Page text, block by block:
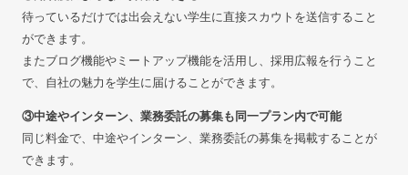
待っているだけでは出会えない学生に直接スカウトを送信すること
ができます。
またブログ機能やミートアップ機能を活用し、採用広報を行うこと
で、自社の魅力を学生に届けることができます。
③中途やインターン、業務委託の募集も同一プラン内で可能
同じ料金で、中途やインターン、業務委託の募集を掲載することが
できます。